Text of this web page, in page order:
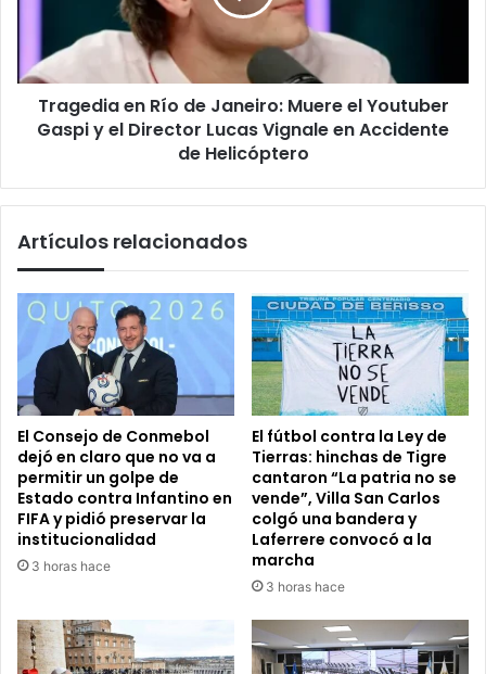
Youtuber
Gaspi
Vignale
Accidente
Tragedia en Río de Janeiro: Muere el Youtuber
Gaspi y el Director Lucas Vignale en Accidente
de Helicóptero
Artículos relacionados
El Consejo de Conmebol
dejó en claro que no va a
permitir un golpe de
Estado contra Infantino en
FIFA y pidió preservar la
institucionalidad
3 horas hace
El fútbol contra la Ley de
Tierras: hinchas de Tigre
cantaron “La patria no se
vende”, Villa San Carlos
colgó una bandera y
Laferrere convocó a la
marcha
3 horas hace